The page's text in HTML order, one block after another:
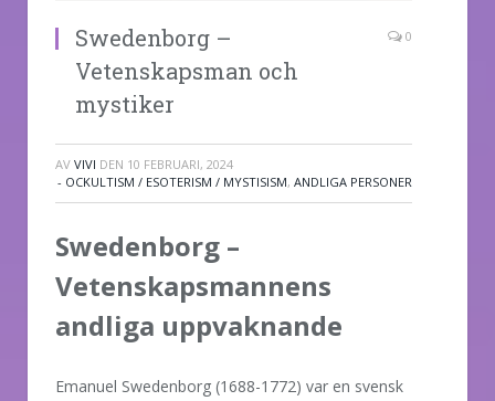
Swedenborg –
Vetenskapsman och
mystiker
0
AV VIVI DEN 10 FEBRUARI, 2024
- OCKULTISM / ESOTERISM / MYSTISISM, ANDLIGA PERSONER
Swedenborg –
Vetenskapsmannens
andliga uppvaknande
Emanuel Swedenborg (1688-1772) var en svensk